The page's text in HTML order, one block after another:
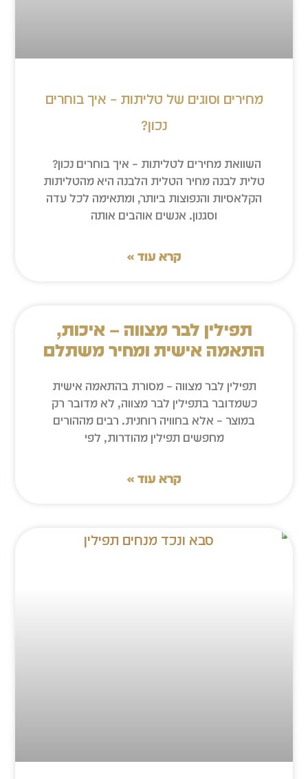
מחירים וסוגים של טליתות – איך בוחרים
נכון?
השוואת מחירים לטליתות – איך בוחרים נכון?
טלית לבנה מחיר הטלית הלבנה היא מהטליתות
הקלאסיות והנפוצות ביותר, ומתאימה לכל עדה
וסגנון. אנשים אוהבים אותה
קרא עוד »
תפילין לבר מצווה – איכות,
התאמה אישית ומחיר משתלם
תפילין לבר מצווה – מסורת בהתאמה אישית
כשמדובר בתפילין לבר מצווה, לא מדובר רק
במוצר – אלא בחוויה רוחנית. רבים מההורים
מחפשים תפילין מהודרות, לפי
קרא עוד »